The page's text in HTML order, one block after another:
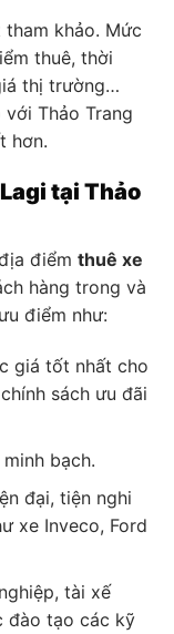
khảo. Mức
thuê, thời
thị trường…
Thảo Trang
hơn.
tại Thảo
điểm thuê xe
hàng trong và
điểm như:
giá tốt nhất cho
sách ưu đãi
bạch.
đại, tiện nghi
xe Inveco, Ford
tài xế
đào tạo các kỹ